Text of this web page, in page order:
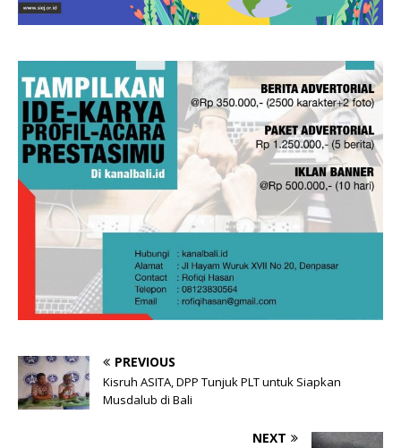
PREVIOUS
Kisruh ASITA, DPP Tunjuk PLT untuk Siapkan
Musdalub di Bali
NEXT